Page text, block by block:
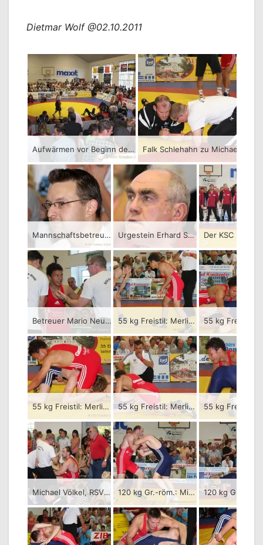
Dietmar Wolf @02.10.2011
Aufwärmen vor Beginn des Thüringenderbys RSV Rotation Greiz gegen KSC Motor Jena
Mannschaftsbetreuer Mario Neudeck, RSV Rotation Greiz Urgestein Erhard Schmelzer, RSV Rotation Greiz
Betreuer Mario Neudeck, Merlin Sewina und Trainer Falk Schlehahn, RSV Rotation Greiz 55 kg Freistil: Merlin Sewina (rotes Trikot), RSV Rotation Greiz gegen Tillmann-Joseph Germar, KSC Motor Jena – 1:3/PS-0:2-0:3-3:1-0:1/08:00
55 kg Freistil: Merlin Sewina (rotes Trikot), RSV Rotation Greiz gegen Tillmann-Joseph Germar, KSC Motor Jena – 1:3/PS-0:2-0:3-3:1-0:1/08:00 55 kg Freistil: Merlin Sewina (rotes Trikot), RSV Rotation Greiz gegen Tillmann-Joseph Germar, KSC Motor Jena – 1:3/PS-0:2-0:3-3:1-0:1/08:00
Michael Völkel, RSV Rotation Greiz in der Greizer Ecke 120 kg Gr.-röm.: Michael Völkel (rotes Trikot), RSV Rotation Greiz gegen Boris Eisenstein, KSC Motor Jena – 0:3/PS-0:1-0:2-0:1/06:00